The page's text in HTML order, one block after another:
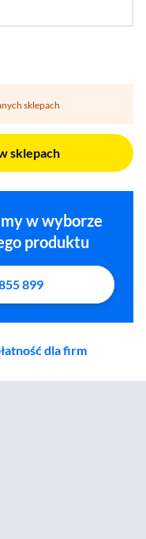
sklepach
sklepach
w wyborze
produktu
899
dla firm